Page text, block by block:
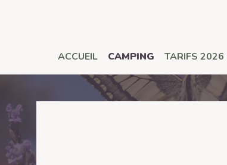
ACCUEIL CAMPING TARIFS 2026